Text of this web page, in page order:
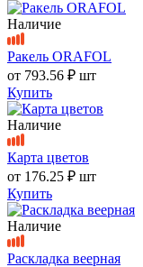
Наличие
Ракель ORAFOL
от 793.56 ₽ шт
Купить
Наличие
Карта цветов
от 176.25 ₽ шт
Купить
Наличие
Раскладка веерная